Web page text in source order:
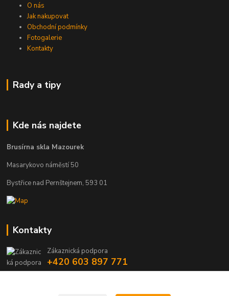
O nás
Jak nakupovat
Obchodní podmínky
Fotogalerie
Kontakty
Rady a tipy
Kde nás najdete
Brusírna skla Mazourek
Masarykovo náměstí 50
Bystřice nad Pernštejnem, 593 01
Kontakty
Zákaznická podpora
+420 603 897 771